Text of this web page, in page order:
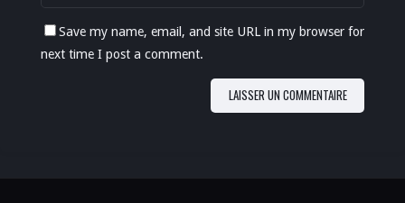
Save my name, email, and site URL in my browser for
next time I post a comment.